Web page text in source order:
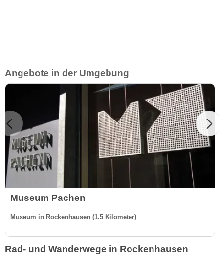
Angebote in der Umgebung
Museum Pachen
Museum in Rockenhausen (1.5 Kilometer)
Rad- und Wanderwege in Rockenhausen